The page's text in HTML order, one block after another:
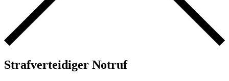
Strafverteidiger Notruf